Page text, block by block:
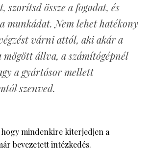
szorítsd össze a fogadat, és
munkádat. Nem lehet hatékony
várni attól, aki akár a
mögött állva, a számítógépnél
a gyártósor mellett
szenved.
mindenkire kiterjedjen a
bevezetett intézkedés.